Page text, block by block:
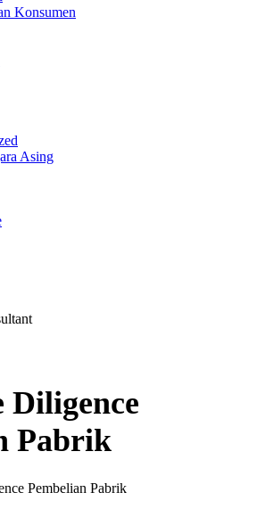
Konsumen
Asing
Diligence
Pabrik
Pembelian Pabrik